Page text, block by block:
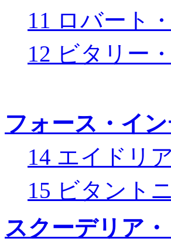
11 ロバート
12 ビタリー
フォース・イ
14 エイドリ
15 ビタント
スクーデリア